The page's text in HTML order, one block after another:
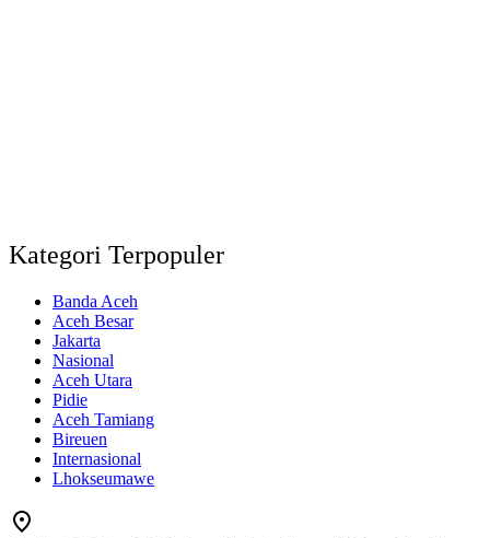
Kategori Terpopuler
Banda Aceh
Aceh Besar
Jakarta
Nasional
Aceh Utara
Pidie
Aceh Tamiang
Bireuen
Internasional
Lhokseumawe